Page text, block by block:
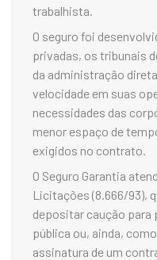
trabalhista.
O seguro foi
privadas, os tribunais
da administração
velocidade em suas
necessidades das
menor espaço de
exigidos no contrato.
O Seguro Garantia
Licitações (8.666/93),
depositar caução para
pública ou, ainda,
assinatura de um